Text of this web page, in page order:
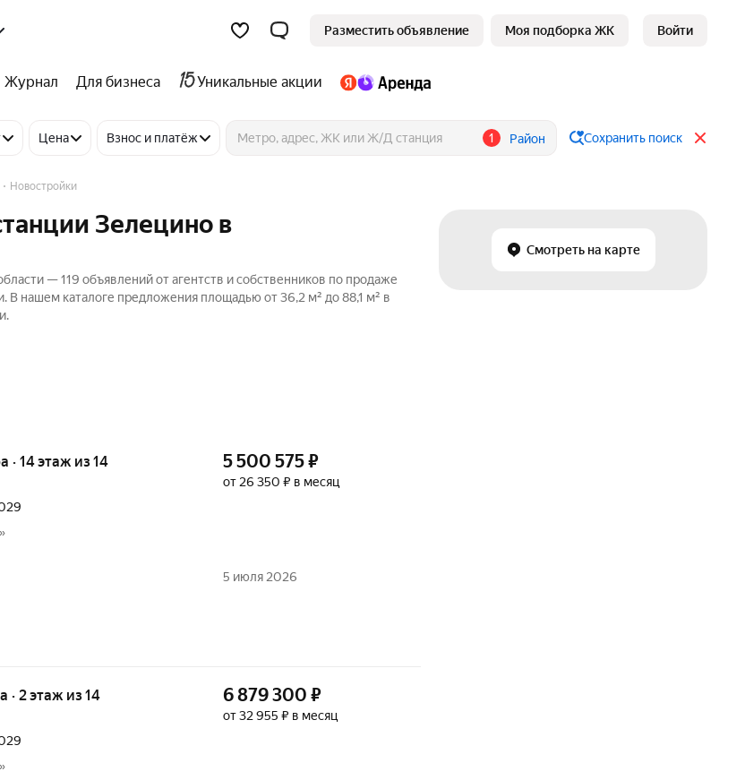
Разместить объявление Моя подборка ЖК Войти
Журнал Для бизнеса Уникальные акции
Цена Взнос и платёж 1 Район Сохранить поиск
Смотреть на карте
Новостройки
Зелецино в
— 119 объявлений от агентств и собственников по продаже
нашем каталоге предложения площадью от 36,2 м² до 88,1 м² в
· 14 этаж из 14 5 500 575₽
от 26 350 ₽ в месяц
5 июля 2026
· 2 этаж из 14 6 879 300 ₽
от 32 955 ₽ в месяц